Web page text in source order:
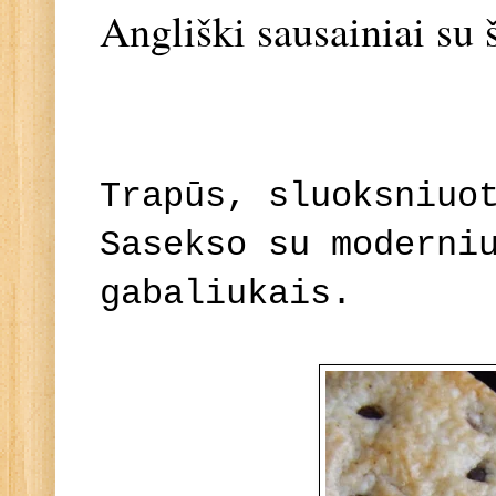
Angliški sausainiai su
Trapūs,
Sasekso su
gabaliukais.